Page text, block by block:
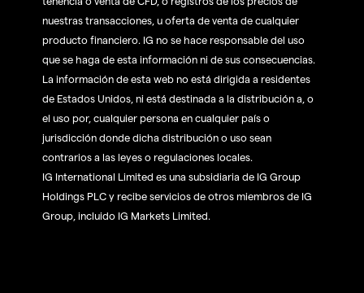
nuestras transacciones, u oferta de venta de cualquier
producto financiero. IG no se hace responsable del uso
que se haga de esta información ni de sus consecuencias.
La información de esta web no está dirigida a residentes
de Estados Unidos, ni está destinada a la distribución a, o
el uso por, cualquier persona en cualquier país o
jurisdicción donde dicha distribución o uso sean
contrarios a las leyes o regulaciones locales.
IG International Limited es una subsidiaria de IG Group
Holdings PLC y recibe servicios de otros miembros de IG
Group, incluido IG Markets Limited.